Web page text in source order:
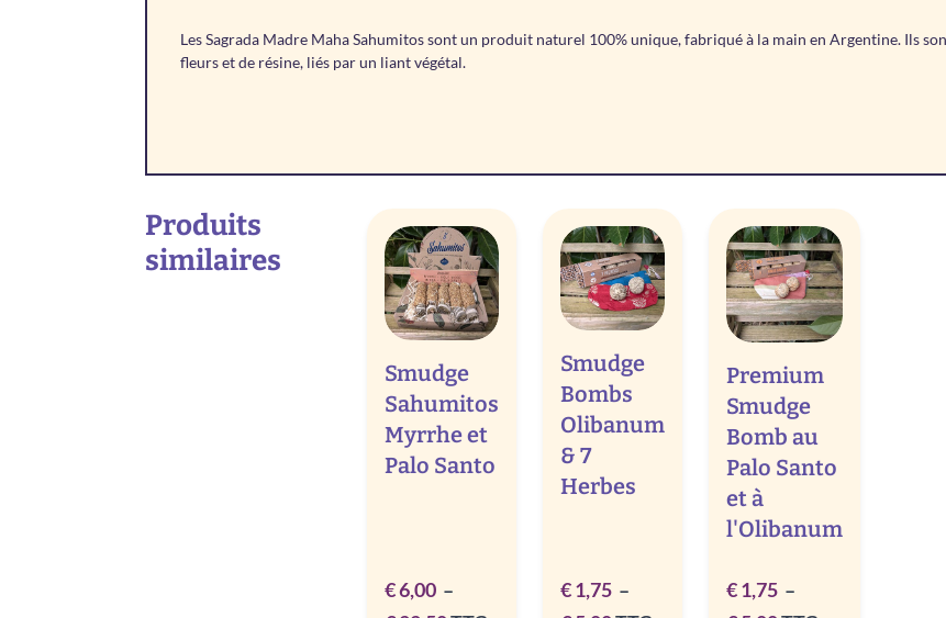
Les Sagrada Madre Maha Sahumitos sont un produit naturel 100% unique, fabriqué à la main en Argentine. Ils
fleurs et de résine, liés par un liant végétal.
Produits
similaires
Smudge
Sahumitos
Myrrhe et
Palo Santo
€6,00 –
Smudge
Bombs
Olibanum
& 7
Herbes
€1,75 –
Premium
Smudge
Bomb au
Palo Santo
et à
l'Olibanum
€1,75 –